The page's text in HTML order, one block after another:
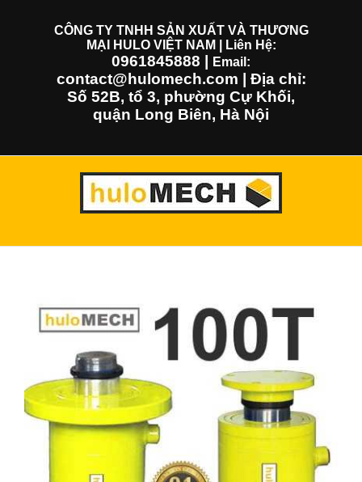
CÔNG TY TNHH SẢN XUẤT VÀ THƯƠNG
MẠI HULO VIỆT NAM | Liên Hệ:
0961845888 Email:
contact@hulomech.com | Địa chỉ:
Số 52B, tổ 3, phường Cự Khối,
quận Long Biên, Hà Nội